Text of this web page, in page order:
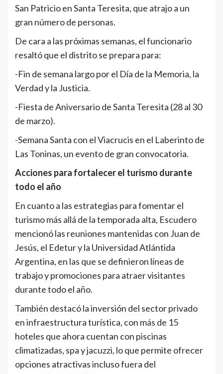
San Patricio en Santa Teresita, que atrajo a un
gran número de personas.
De cara a las próximas semanas, el funcionario
resaltó que el distrito se prepara para:
-Fin de semana largo por el Día de la Memoria, la
Verdad y la Justicia.
-Fiesta de Aniversario de Santa Teresita (28 al 30
de marzo).
-Semana Santa con el Viacrucis en el Laberinto de
Las Toninas, un evento de gran convocatoria.
Acciones para fortalecer el turismo durante
todo el año
En cuanto a las estrategias para fomentar el
turismo más allá de la temporada alta, Escudero
mencionó las reuniones mantenidas con Juan de
Jesús, el Edetur y la Universidad Atlántida
Argentina, en las que se definieron líneas de
trabajo y promociones para atraer visitantes
durante todo el año.
También destacó la inversión del sector privado
en infraestructura turística, con más de 15
hoteles que ahora cuentan con piscinas
climatizadas, spa y jacuzzi, lo que permite ofrecer
opciones atractivas incluso fuera del